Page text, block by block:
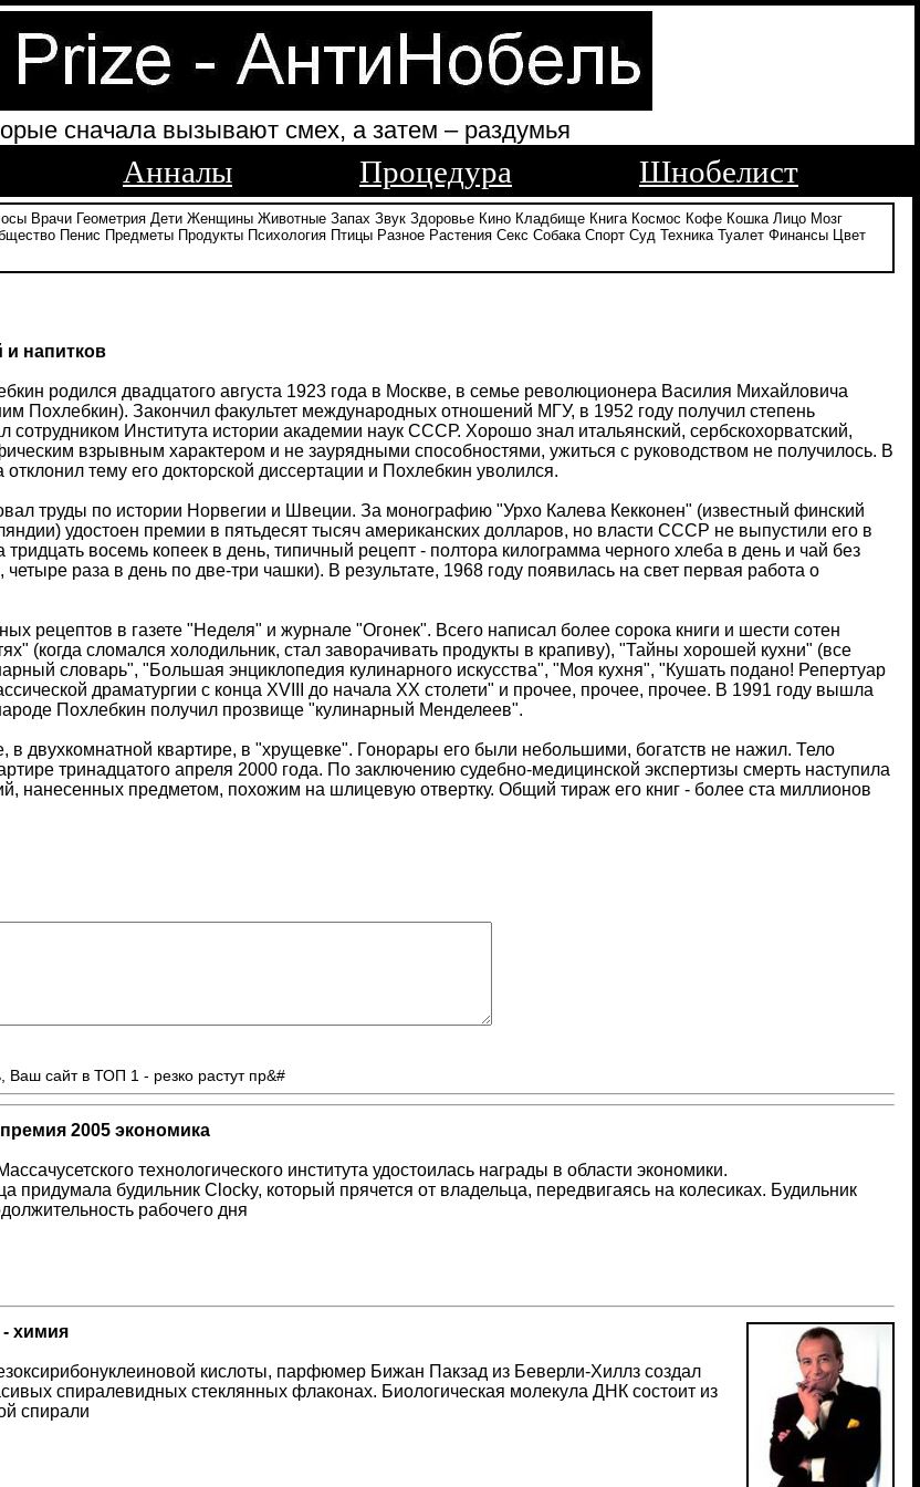
сначала вызывают смех, а затем – раздумья
Анналы Процедура Шнобелист
Врачи Геометрия Дети Женщины Животные Запах Звук Здоровье Кино Кладбище Книга Космос Кофе Кошка Лицо Мозг
Пенис Предметы Продукты Психология Птицы Разное Растения Секс Собака Спорт Суд Техника Туалет Финансы
Цвет
и напитков
родился двадцатого августа 1923 года в Москве, в семье революционера Василия Михайловича
Похлебкин). Закончил факультет международных отношений МГУ, в 1952 году получил степень
сотрудником Института истории академии наук СССР. Хорошо знал итальянский, сербскохорватский,
взрывным характером и не заурядными способностями, ужиться с руководством не получилось. В
отклонил тему его докторской диссертации и Похлебкин уволился.
труды по истории Норвегии и Швеции. За монографию "Урхо Калева Кекконен" (известный финский
удостоен премии в пятьдесят тысяч американских долларов, но власти СССР не выпустили его в
восемь копеек в день, типичный рецепт - полтора килограмма черного хлеба в день и чай без
раза в день по две-три чашки). В результате, 1968 году появилась на свет первая работа о
рецептов в газете "Неделя" и журнале "Огонек". Всего написал более сорока книги и шести сотен
(когда сломался холодильник, стал заворачивать продукты в крапиву), "Тайны хорошей кухни" (все
словарь", "Большая энциклопедия кулинарного искусства", "Моя кухня", "Кушать подано! Репертуар
драматургии с конца XVIII до начала XX столети" и прочее, прочее, прочее. В 1991 году вышла
Похлебкин получил прозвище "кулинарный Менделеев".
в двухкомнатной квартире, в "хрущевке". Гонорары его были небольшими, богатств не нажил. Тело
тринадцатого апреля 2000 года. По заключению судебно-медицинской экспертизы смерть наступила
нанесенных предметом, похожим на шлицевую отвертку. Общий тираж его книг - более ста миллионов
Ваш сайт в ТОП 1 - резко растут пр&#
2005 экономика
технологического института удостоилась награды в области экономики.
придумала будильник Clocky, который прячется от владельца, передвигаясь на колесиках. Будильник
рабочего дня
- химия
кислоты, парфюмер Бижан Пакзад из Беверли-Хиллз создал
спиралевидных стеклянных флаконах. Биологическая молекула ДНК состоит из
спирали